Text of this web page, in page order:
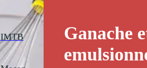
IMTB
Ganache